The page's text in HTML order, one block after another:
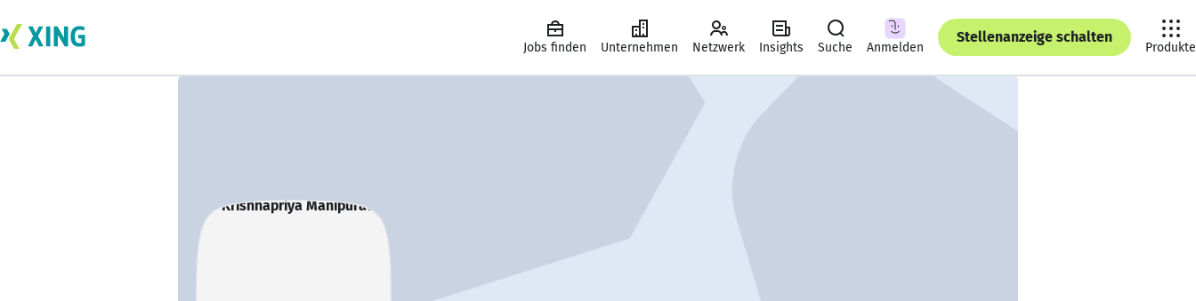
Jobs finden Unternehmen Netzwerk Insights Suche Anmelden
Stellenanzeige schalten
Produkte